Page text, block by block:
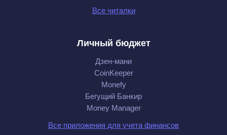
Все читалки
Личный бюджет
Дзен-мани
CoinKeeper
Monefy
Бегущий Банкир
Money Manager
Все приложения для учета финансов